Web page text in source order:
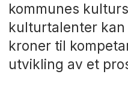
kommunes
kulturtalenter
kroner til
utvikling av et